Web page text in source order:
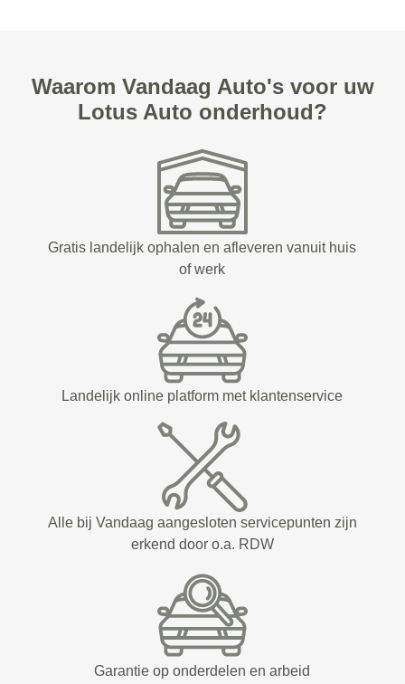
Waarom Vandaag Auto's voor uw
Lotus Auto onderhoud?
Gratis landelijk ophalen en afleveren vanuit huis
of werk
Landelijk online platform met klantenservice
Alle bij Vandaag aangesloten servicepunten zijn
erkend door o.a. RDW
Garantie op onderdelen en arbeid